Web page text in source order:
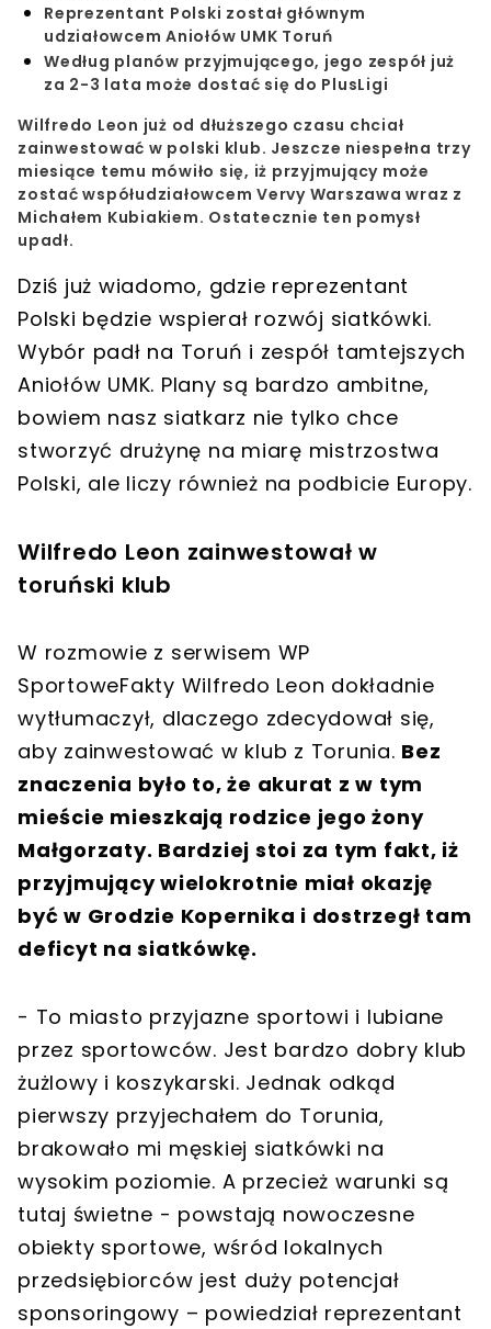
Reprezentant Polski został głównym
udziałowcem Aniołów UMK Toruń
Według planów przyjmującego, jego zespół już
za 2-3 lata może dostać się do PlusLigi
Wilfredo Leon już od dłuższego czasu chciał
zainwestować w polski klub. Jeszcze niespełna trzy
miesiące temu mówiło się, iż przyjmujący może
zostać współudziałowcem Vervy Warszawa wraz z
Michałem Kubiakiem. Ostatecznie ten pomysł
upadł.
Dziś już wiadomo, gdzie reprezentant
Polski będzie wspierał rozwój siatkówki.
Wybór padł na Toruń i zespół tamtejszych
Aniołów UMK. Plany są bardzo ambitne,
bowiem nasz siatkarz nie tylko chce
stworzyć drużynę na miarę mistrzostwa
Polski, ale liczy również na podbicie Europy.
Wilfredo Leon zainwestował w
toruński klub
W rozmowie z serwisem WP
SportoweFakty Wilfredo Leon dokładnie
wytłumaczył, dlaczego zdecydował się,
aby zainwestować w klub z Torunia. Bez
znaczenia było to, że akurat z w tym
mieście mieszkają rodzice jego żony
Małgorzaty. Bardziej stoi za tym fakt, iż
przyjmujący wielokrotnie miał okazję
być w Grodzie Kopernika i dostrzegł tam
deficyt na siatkówkę.
- To miasto przyjazne sportowi i lubiane
przez sportowców. Jest bardzo dobry klub
żużlowy i koszykarski. Jednak odkąd
pierwszy przyjechałem do Torunia,
brakowało mi męskiej siatkówki na
wysokim poziomie. A przecież warunki są
tutaj świetne - powstają nowoczesne
obiekty sportowe, wśród lokalnych
przedsiębiorców jest duży potencjał
sponsoringowy – powiedział reprezentant